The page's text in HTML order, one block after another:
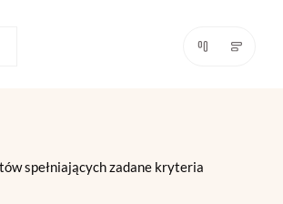
spełniających zadane kryteria